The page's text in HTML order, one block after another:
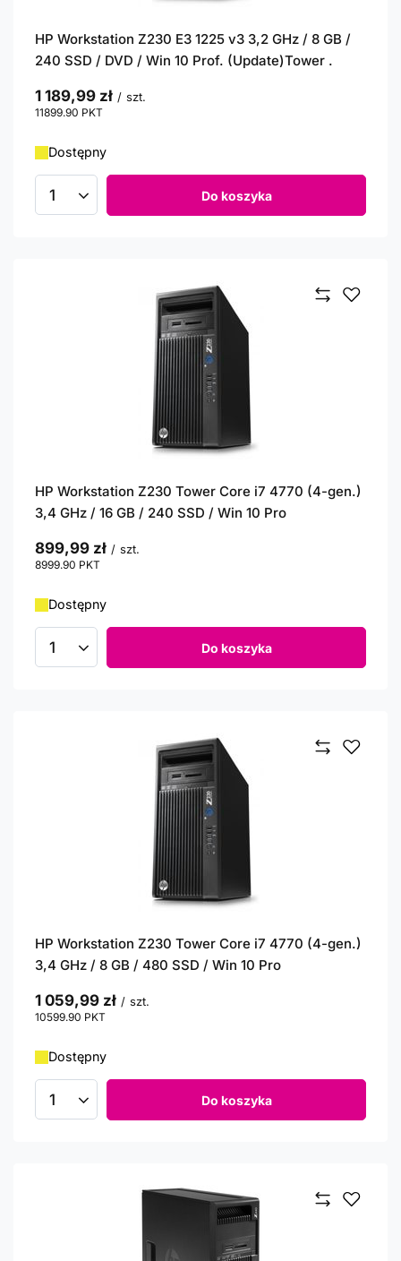
HP Workstation Z230 E3 1225 v3 3,2 GHz / 8 GB /
240 SSD / DVD / Win 10 Prof. (Update)Tower .
1 189,99 zł / szt.
11899.90 PKT
Dostępny
Ilość produktów Do koszyka
HP Workstation Z230 Tower Core i7 4770 (4-gen.)
3,4 GHz / 16 GB / 240 SSD / Win 10 Pro
899,99 zł / szt.
8999.90 PKT
Dostępny
Ilość produktów Do koszyka
HP Workstation Z230 Tower Core i7 4770 (4-gen.)
3,4 GHz / 8 GB / 480 SSD / Win 10 Pro
1 059,99 zł / szt.
10599.90 PKT
Dostępny
Ilość produktów Do koszyka